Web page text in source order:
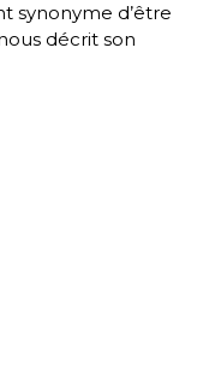
synonyme d’être
décrit son